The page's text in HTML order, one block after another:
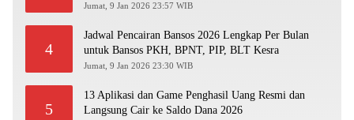
Jumat, 9 Jan 2026 23:57 WIB
4
Jadwal Pencairan Bansos 2026 Lengkap Per Bulan
untuk Bansos PKH, BPNT, PIP, BLT Kesra
Jumat, 9 Jan 2026 23:30 WIB
5
13 Aplikasi dan Game Penghasil Uang Resmi dan
Langsung Cair ke Saldo Dana 2026